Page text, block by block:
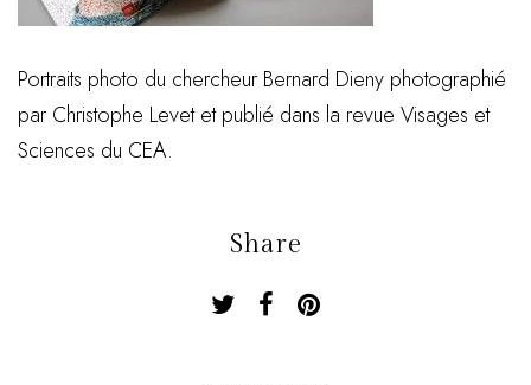
Portraits photo du chercheur Bernard Dieny photographié
par Christophe Levet et publié dans la revue Visages et
Sciences du CEA.
Share